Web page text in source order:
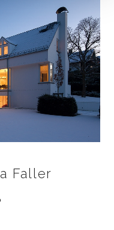
Faller